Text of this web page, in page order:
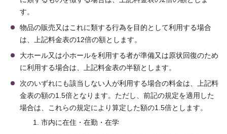
す。
物品の販売又はこれに類する行為を目的として利用する場合
は、上記料金表の12倍の額とします。
大ホール又は小ホールを利用する者が準備又は原状回復のため
に利用する場合は、上記料金表の半額とします。
次のいずれにも該当しない人が利用する場合の料金は、上記料
金表の額の1.5倍となります。ただし、前記の規定を適用した
場合は、これらの規定により算定した額の1.5倍とします。
市内に在住・在勤・在学